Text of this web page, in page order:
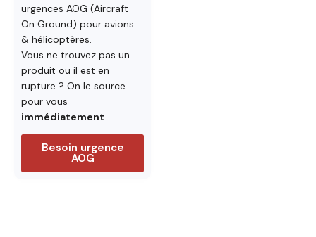
urgences AOG (Aircraft
On Ground) pour avions
& hélicoptères.
Vous ne trouvez pas un
produit ou il est en
rupture ? On le source
pour vous
immédiatement.
Besoin urgence
AOG